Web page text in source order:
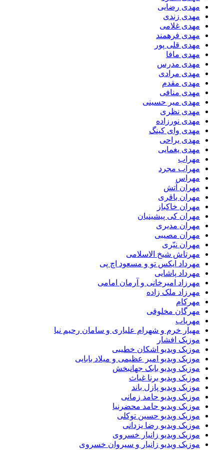
مهدی رضایی
مهدی زندی
مهدی غلامی
مهدی فرهمند
مهدی قلی پور
مهدی مافا
مهدی مدرس
مهدی مرادی
مهدی مقدم
مهدی منافی
مهدی میر حسینی
مهدی نظری
مهدی نورزاده
مهدی وای کینگ
مهدی یراحی
مهدی یغمایی
مهراب
مهراب مجرد
مهراس
مهران آتش
مهران باقری
مهران خاکباز
مهران کی پیشینیان
مهران مدیری
مهران مصیبی
مهران نیّری
مهرتاش شیخ الاسلامی
مهرداد ایکس تو و مسعود اچ پی
مهرداد پاشایی
مهرزاد امیرخانی و آرمان امامی
مهرزاد ملک زاده
مهرکام
مهرگان مخلوقی
مهریاب
مهیار خرم و شهرام علیاری و سامان رحیم نیا
موزیک افشار
موزیک ویدیو اشکان خطیبی
موزیک ویدیو امیر عظیمی و میلاد بابایی
موزیک ویدیو بابک جهانبخش
موزیک ویدیو برنا غیاث
موزیک ویدیو پازل باند
موزیک ویدیو حامد زمانی
موزیک ویدیو حامد محضرنیا
موزیک ویدیو حسین توکلی
موزیک ویدیو رضا یزدانی
موزیک ویدیو زانیار خسروی
موزیک ویدیو زانیار و سیروان خسروی